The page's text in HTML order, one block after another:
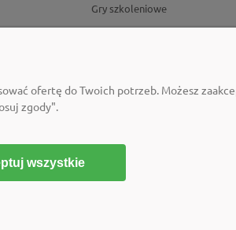
Gry szkoleniowe
Katalog Neuland
ofertę do Twoich potrzeb. Możesz
zgody".
wszystkie